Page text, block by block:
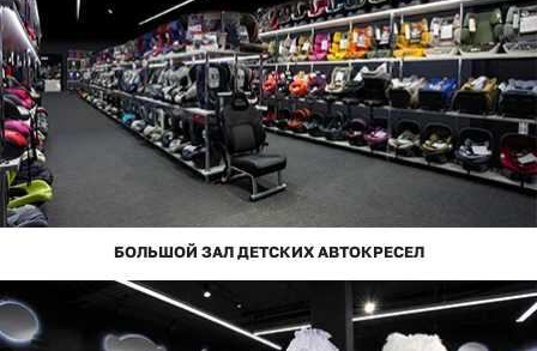
БОЛЬШОЙ ЗАЛ ДЕТСКИХ АВТОКРЕСЕЛ